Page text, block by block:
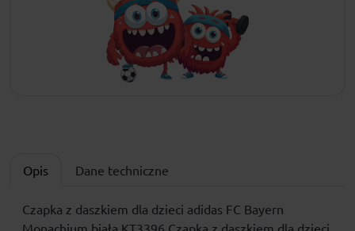
Opis Dane techniczne
Czapka z daszkiem dla dzieci adidas FC Bayern